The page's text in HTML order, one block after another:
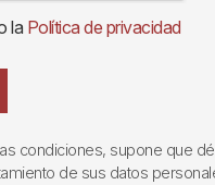
la Política de privacidad
condiciones, supone que
de sus datos